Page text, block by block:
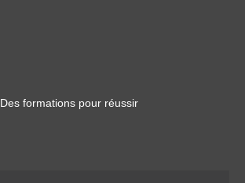
Des formations pour réussir